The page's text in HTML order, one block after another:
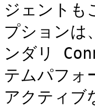
ジェント
プションは
ンダリ
テムパフォ
アクティ